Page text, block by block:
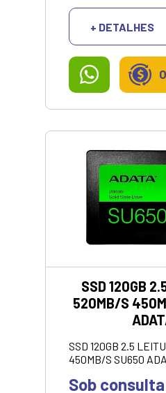
+ DETALHES
SSD 120GB
520MB/S
SSD 120GB 2.5
450MB/S SU650
Sob consulta